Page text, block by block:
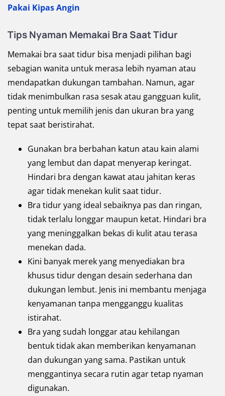
Pakai Kipas Angin
Tips Nyaman Memakai Bra Saat Tidur
Memakai bra saat tidur bisa menjadi pilihan bagi
sebagian wanita untuk merasa lebih nyaman atau
mendapatkan dukungan tambahan. Namun, agar
tidak menimbulkan rasa sesak atau gangguan kulit,
penting untuk memilih jenis dan ukuran bra yang
tepat saat beristirahat.
Gunakan bra berbahan katun atau kain alami
yang lembut dan dapat menyerap keringat.
Hindari bra dengan kawat atau jahitan keras
agar tidak menekan kulit saat tidur.
Bra tidur yang ideal sebaiknya pas dan ringan,
tidak terlalu longgar maupun ketat. Hindari bra
yang meninggalkan bekas di kulit atau terasa
menekan dada.
Kini banyak merek yang menyediakan bra
khusus tidur dengan desain sederhana dan
dukungan lembut. Jenis ini membantu menjaga
kenyamanan tanpa mengganggu kualitas
istirahat.
Bra yang sudah longgar atau kehilangan
bentuk tidak akan memberikan kenyamanan
dan dukungan yang sama. Pastikan untuk
menggantinya secara rutin agar tetap nyaman
digunakan.